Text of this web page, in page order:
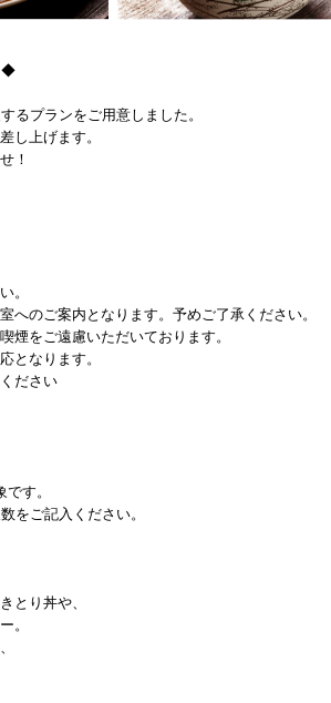
◆
るプランをご用意しました。
し上げます。
！
。
のご案内となります。予めご了承ください。
をご遠慮いただいております。
となります。
ださい
す。
をご記入ください。
とり丼や、
。